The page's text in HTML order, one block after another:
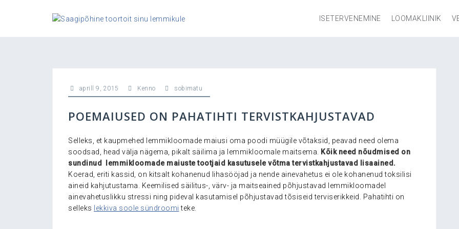
ISETERVENEMINE LOOMAKLIINIK
aprill 9, 2015 Kenno sobimatu
POEMAIUSED ON PAHATIHTI TERVISTKAHJUSTAVAD
Selleks, et kaupmehed lemmikloomade maiusi oma poodi müügile võtaksid, peavad need olema
soodsad, head välja nägema, pikalt säilima ja lemmikloomale maitsema.
Kõik need nõudmised on
sundinud lemmikloomade maiuste tootjaid kasutusele võtma tervistkahjustavad lisaained.
Koerad, eriti kassid, on kitsalt kohanenud lihasööjad ja nende ainevahetus ei ole kohanenud toksilisi
aineid kahjutustama. Keemilised säilitus-, värv- ja maitseained põhjustavad lemmikloomadel
ainevahetuslikku stressi ning pideval kasutamisel põhjustavad tõsiseid terviserikkeid. Pahatihti on
selleks
lekkiva soole sündroomi teke.